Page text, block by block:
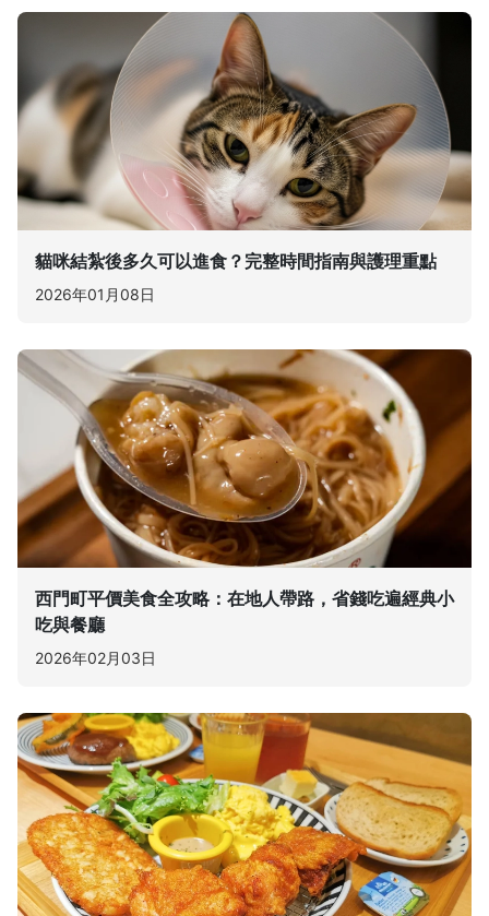
貓咪結紮後多久可以進食？完整時間指南與護理重點
2026年01月08日
西門町平價美食全攻略：在地人帶路，省錢吃遍經典小
吃與餐廳
2026年02月03日